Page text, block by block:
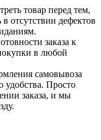
товар перед тем,
в отсутствии дефектов
заказа к
в любой
самовывоза
удобства. Просто
заказа, и мы